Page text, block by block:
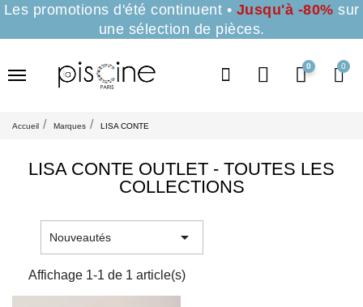
Les promotions d'été continuent • Jusqu'à -80% sur
une sélection de pièces.
0
Accueil Marques LISA CONTE
LISA CONTE OUTLET - TOUTES LES
COLLECTIONS
Nouveautés 
Affichage 1-1 de 1 article(s)